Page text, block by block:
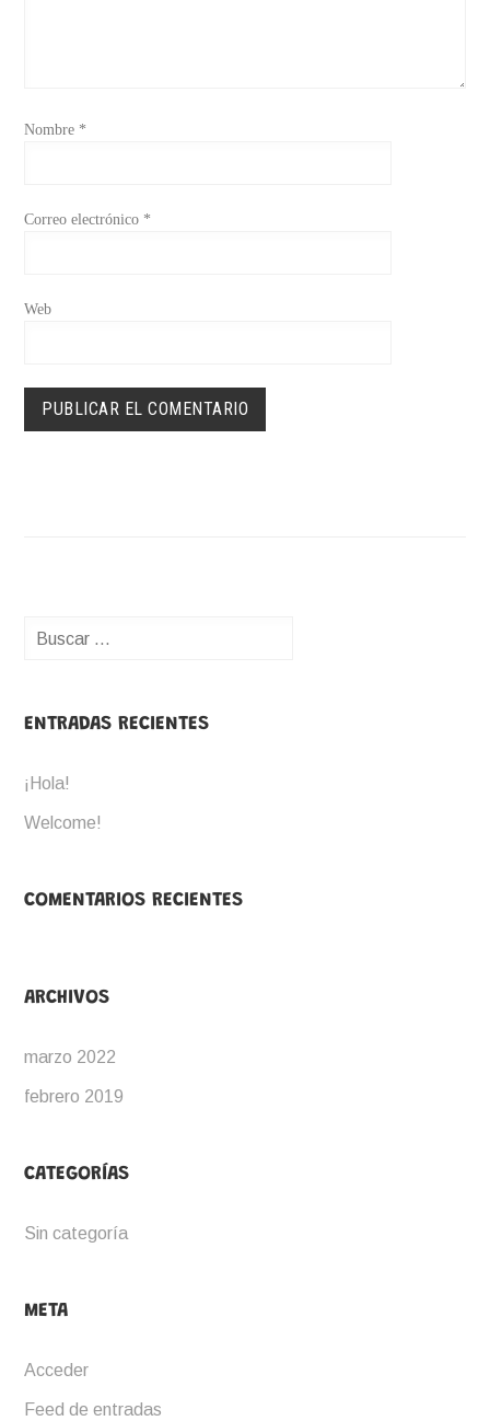
Nombre *
Correo electrónico *
Web
Buscar:
ENTRADAS RECIENTES
¡Hola!
Welcome!
COMENTARIOS RECIENTES
ARCHIVOS
marzo 2022
febrero 2019
CATEGORÍAS
Sin categoría
META
Acceder
Feed de entradas